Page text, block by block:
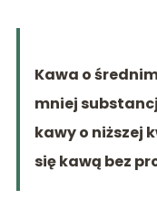
Kawa o
mniej
kawy o niższej
się kawą bez